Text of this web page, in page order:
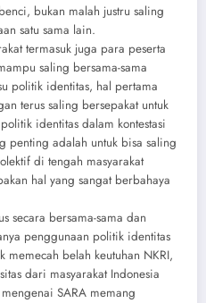
bukan malah justru saling
satu sama lain.
termasuk juga para peserta
saling bersama-sama
politik identitas, hal pertama
terus saling bersepakat untuk
identitas dalam kontestasi
penting adalah untuk bisa saling
di tengah masyarakat
hal yang sangat berbahaya
secara bersama-sama dan
penggunaan politik identitas
memecah belah keutuhan NKRI,
dari masyarakat Indonesia
SARA memang